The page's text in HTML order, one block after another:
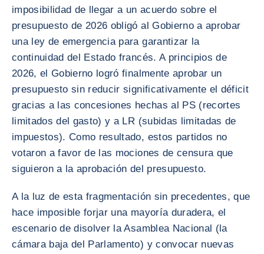
imposibilidad de llegar a un acuerdo sobre el
presupuesto de 2026 obligó al Gobierno a aprobar
una ley de emergencia para garantizar la
continuidad del Estado francés. A principios de
2026, el Gobierno logró finalmente aprobar un
presupuesto sin reducir significativamente el déficit
gracias a las concesiones hechas al PS (recortes
limitados del gasto) y a LR (subidas limitadas de
impuestos). Como resultado, estos partidos no
votaron a favor de las mociones de censura que
siguieron a la aprobación del presupuesto.
A la luz de esta fragmentación sin precedentes, que
hace imposible forjar una mayoría duradera, el
escenario de disolver la Asamblea Nacional (la
cámara baja del Parlamento) y convocar nuevas